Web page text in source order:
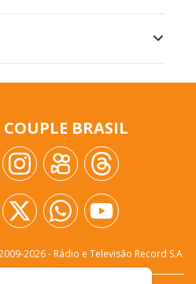
COUPLE BRASIL
2026- Rádio e Televisão Record S.A